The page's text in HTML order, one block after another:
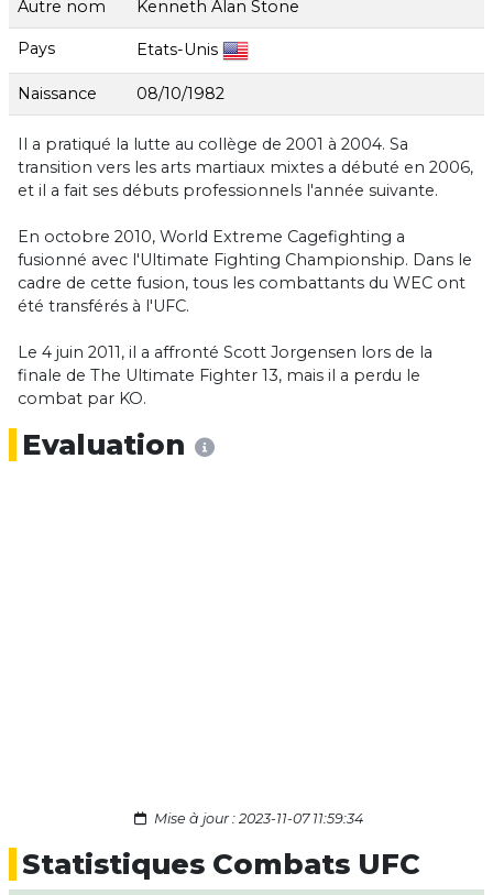
Autre nom Kenneth Alan Stone
Pays Etats-Unis
Naissance 08/10/1982
Il a pratiqué la lutte au collège de 2001 à 2004. Sa
transition vers les arts martiaux mixtes a débuté en 2006,
et il a fait ses débuts professionnels l'année suivante.
En octobre 2010, World Extreme Cagefighting a
fusionné avec l'Ultimate Fighting Championship. Dans le
cadre de cette fusion, tous les combattants du WEC ont
été transférés à l'UFC.
Le 4 juin 2011, il a affronté Scott Jorgensen lors de la
finale de The Ultimate Fighter 13, mais il a perdu le
combat par KO.
Evaluation
Mise à jour : 2023-11-07 11:59:34
Statistiques Combats UFC